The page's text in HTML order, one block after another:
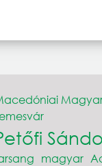
magyar